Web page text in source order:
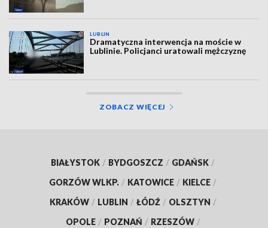
LUBLIN
Dramatyczna interwencja na moście w
Lublinie. Policjanci uratowali mężczyznę
ZOBACZ WIĘCEJ
BIAŁYSTOK / BYDGOSZCZ / GDAŃSK /
GORZÓW WLKP. / KATOWICE / KIELCE /
KRAKÓW / LUBLIN / ŁÓDŹ / OLSZTYN /
OPOLE / POZNAŃ / RZESZÓW /